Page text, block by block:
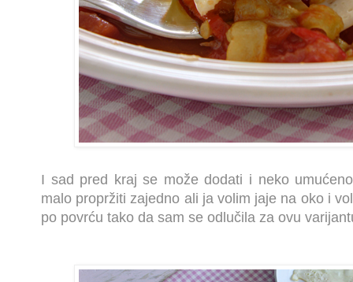
I sad pred kraj se može dodati i neko
malo propržiti zajedno ali ja volim jaje na oko i
po povrću tako da sam se odlučila za ovu